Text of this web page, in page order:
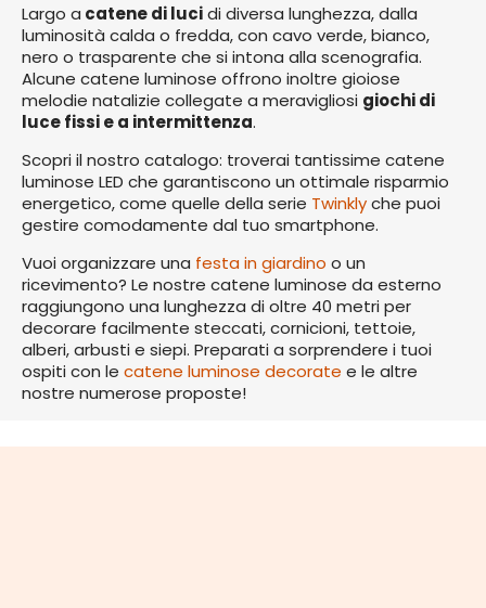
Largo a catene di lucidi diversa lunghezza, dalla
luminosità calda o fredda, con cavo verde, bianco,
nero o trasparente che si intona alla scenografia.
Alcune catene luminose offrono inoltre gioiose
melodie natalizie collegate a meravigliosi giochi di
luce fissi e a intermittenza.
Scopri il nostro catalogo: troverai tantissime catene
luminose LED che garantiscono un ottimale risparmio
energetico, come quelle della serie Twinklyche puoi
gestire comodamente dal tuo smartphone.
Vuoi organizzare una festa in giardino o un
ricevimento? Le nostre catene luminose da esterno
raggiungono una lunghezza di oltre 40 metri per
decorare facilmente steccati, cornicioni, tettoie,
alberi, arbusti e siepi. Preparati a sorprendere i tuoi
ospiti con le catene luminose decorate e le altre
nostre numerose proposte!